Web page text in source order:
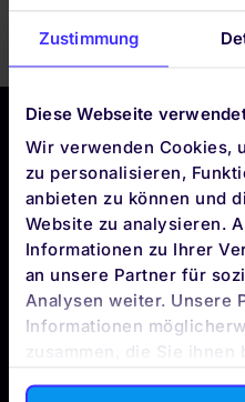
Zustimmung
Diese Webseite
Wir verwenden Cookies,
zu personalisieren,
anbieten zu können und
Website zu analysieren.
Informationen zu Ihrer
an unsere Partner für
Analysen weiter. Unsere
Informationen
zusammen, die Sie
DIE
APP-